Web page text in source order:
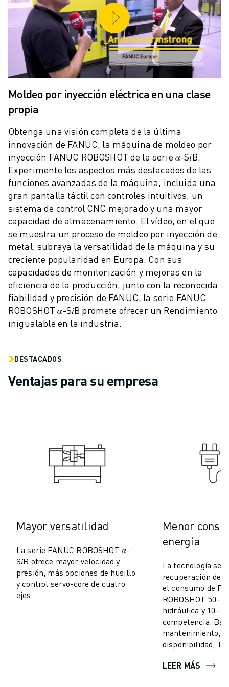
COSTE TOTAL DE PROPIEDAD DE ROBOSHOT
MÁQUINAS DE ELECTROEROSIÓN POR HILO
MÁQUINAS DE CORTE POR ELECTROEROSIÓN DE HILO ROBOCUT
HARDWARE DE ROBOCUT
SOFTWARE DE ROBOCUT
MANTENIMIENTO PREVENTIVO DE ROBOCUT
SOSTENIBILIDAD DE ROBOCUT
SOLUCIONES IIOT
SOLUCIONES DE FÁBRICA INTELIGENTE PARA AUMENTAR LA
REGISTRO DE PRODUCTOS " PORTAL FANUC
CASOS PRÁCTICOS
SOLUCIONES
INDUSTRIAS
TODAS LAS INDUSTRIAS
AEROESPACIAL
AUTOMOCIÓN
VEHÍCULOS ELÉCTRICOS
ELECTRÓNICA
ALIMENTACIÓN Y BEBIDAS
MÉDICO
PLÁSTICOS
ALMACENAMIENTO, LOGÍSTICA, CORREOS Y PAQUETERÍA
APLICACIONES
SOLDADURA POR ARCO
RECTIFICADO CNC
MANIPULACIÓN DE MATERIALES
CORTE POR HILO EDM
ATENCIÓN AL CLIENTE
ATENCIÓN AL CLIENTE
FANUC PLANS
CAMPO Y MANTENIMIENTO
Moldeo por inyección eléctrica en una clase
propia
Obtenga una visión completa de la última
innovación de FANUC, la máquina de moldeo por
inyección FANUC ROBOSHOT de la serie 𝛼-S𝑖B.
Experimente los aspectos más destacados de las
funciones avanzadas de la máquina, incluida una
gran pantalla táctil con controles intuitivos, un
sistema de control CNC mejorado y una mayor
capacidad de almacenamiento. El vídeo, en el que
se muestra un proceso de moldeo por inyección de
metal, subraya la versatilidad de la máquina y su
creciente popularidad en Europa. Con sus
capacidades de monitorización y mejoras en la
eficiencia de la producción, junto con la reconocida
fiabilidad y precisión de FANUC, la serie FANUC
ROBOSHOT 𝛼-S𝑖B promete ofrecer un Rendimiento
inigualable en la industria.
DESTACADOS
Ventajas para su empresa
Mayor versatilidad
La serie FANUC ROBOSHOT 𝛼-
S𝑖B ofrece mayor velocidad y
presión, más opciones de husillo
y control servo-core de cuatro
ejes.
Menor
energía
La tecnología
recuperación de
el consumo de
ROBOSHOT
hidráulica y
competencia.
mantenimiento,
disponibilidad,
LEER MÁS